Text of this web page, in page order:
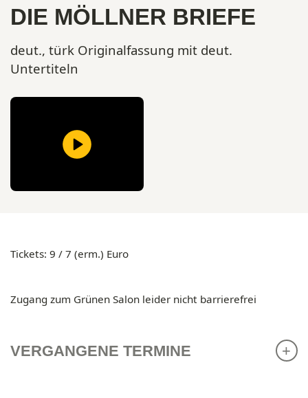
DIE MÖLLNER BRIEFE
deut., türk Originalfassung mit deut.
Untertiteln
Tickets: 9 / 7 (erm.) Euro
Zugang zum Grünen Salon leider nicht barrierefrei
VERGANGENE TERMINE